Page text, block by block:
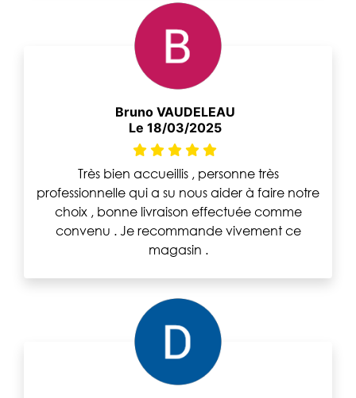
Bruno VAUDELEAU
Le 18/03/2025
Très bien accueillis , personne très
professionnelle qui a su nous aider à faire notre
choix , bonne livraison effectuée comme
convenu . Je recommande vivement ce
magasin .